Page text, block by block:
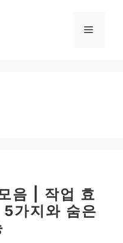
메
음 | 작업 효
가지와 숨은